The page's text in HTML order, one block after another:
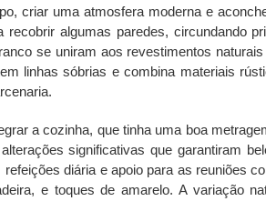
criar uma atmosfera moderna e
algumas paredes, circundando
se uniram aos revestimentos
linhas sóbrias e combina materiais
a cozinha, que tinha uma boa
significativas que garantiram
diária e apoio para as reuniões
e toques de amarelo. A variação